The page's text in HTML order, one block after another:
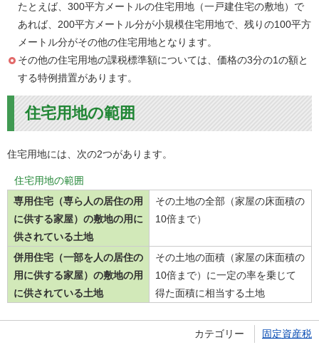
たとえば、300平方メートルの住宅用地（一戸建住宅の敷地）で
あれば、200平方メートル分が小規模住宅用地で、残りの100平方
メートル分がその他の住宅用地となります。
その他の住宅用地の課税標準額については、価格の3分の1の額と
する特例措置があります。
住宅用地の範囲
住宅用地には、次の2つがあります。
住宅用地の範囲
専用住宅（専ら人の居住の用
に供する家屋）の敷地の用に
供されている土地
その土地の全部（家屋の床面積の
10倍まで）
併用住宅（一部を人の居住の
用に供する家屋）の敷地の用
に供されている土地
その土地の面積（家屋の床面積の
10倍まで）に一定の率を乗じて
得た面積に相当する土地
カテゴリー 固定資産税